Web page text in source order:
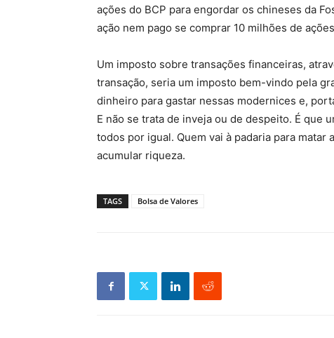
ações do BCP para engordar os chineses da
ação nem pago se comprar 10 milhões de
Um imposto sobre transações financeiras,
transação, seria um imposto bem-vindo pela
dinheiro para gastar nessas modernices e,
E não se trata de inveja ou de despeito. É que
todos por igual. Quem vai à padaria para
acumular riqueza.
TAGS Bolsa de Valores